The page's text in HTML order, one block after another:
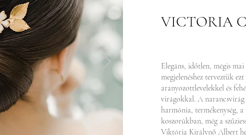
VICTORIA
Elegáns, időtlen, mégis mai
megjelenéshez terveztük
aranyozottlevelekkel és
virágokkal. A narancsvirág
harmónia, termékenység, a
koszorúkban, még a
Viktória Királynő Albert